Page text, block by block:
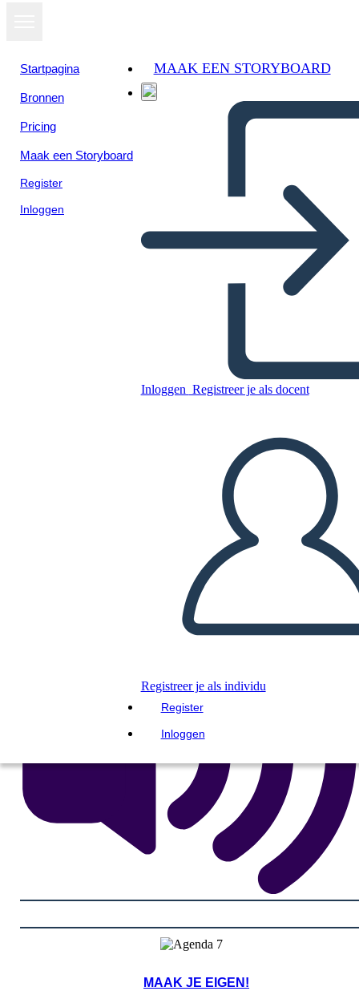
Startpagina
Bronnen
Pricing
Maak een Storyboard
Register
Inloggen
MAAK EEN STORYBOARD
Inloggen Registreer je als docent
Registreer je als individu
Register
Inloggen
Kopieer dit Storyboard
MAAK EEN STORYBOARD
DIAVOORSTELLING AFSPELEN
LEES MIJ VOOR
MAAK JE EIGEN!